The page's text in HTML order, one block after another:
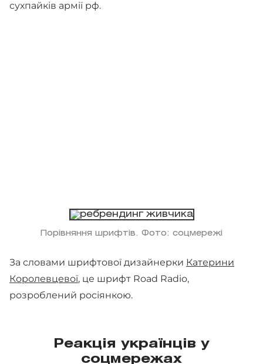
сухпайків армії рф.
Порівняння шрифтів. Фото: соцмережі
За словами шрифтової дизайнерки Катерини
Королевцевої, це шрифт Road Radio,
розроблений росіянкою.
Реакція українців у
соцмережах